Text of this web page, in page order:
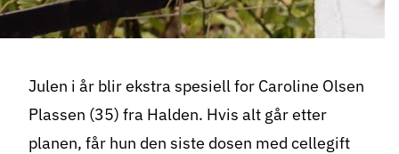
Julen i år blir ekstra spesiell for Caroline Olsen
Plassen (35) fra Halden. Hvis alt går etter
planen, får hun den siste dosen med cellegift